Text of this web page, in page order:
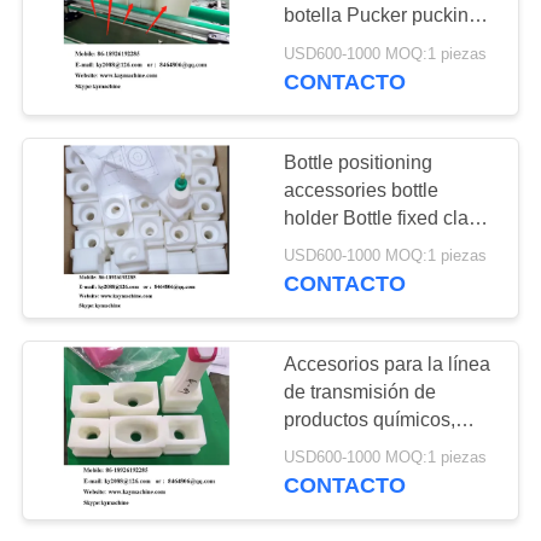
DEL
SITIO
PRIVACY
POLICY
cadena de
lanzamiento 40P
60P Cadenas de
plástico
botella bucks
soporte de botellas
partes de fijación de
botellas equipo del
dispositivo
Partes de plástico
de ingeniería
personalizadas
17
botella Pucker pucking
localizador; retenedor,
posicionador
USD600-1000 MOQ:1 piezas
CONTACTO
Bottle positioning
accessories bottle
holder Bottle fixed clamp
slot for conveying line
China manufacturer
USD600-1000 MOQ:1 piezas
CONTACTO
Accesorios para la línea
de transmisión de
productos químicos,
Accesorios para fijar
botellas de perfumes
USD600-1000 MOQ:1 piezas
CONTACTO